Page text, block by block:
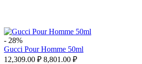
- 28%
Gucci Pour Homme 50ml
12,309.00 ₽ 8,801.00 ₽